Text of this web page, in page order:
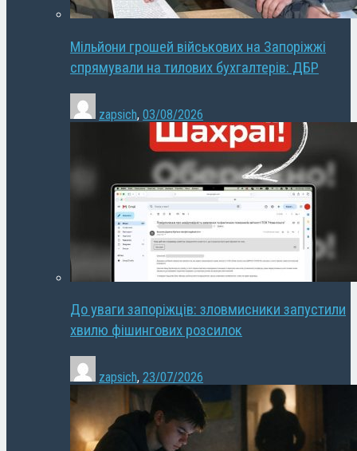
Мільйони грошей військових на Запоріжжі
спрямували на тилових бухгалтерів: ДБР
zapsich, 03/08/2026
До уваги запоріжців: зловмисники запустили
хвилю фішингових розсилок
zapsich, 23/07/2026